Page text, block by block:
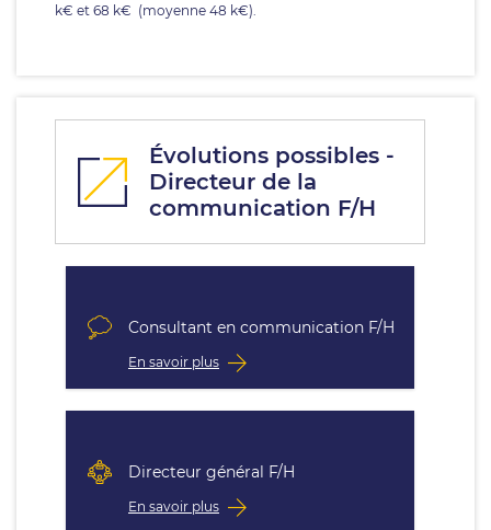
k€ et 68 k€ (moyenne 48 k€).
Évolutions possibles -
Directeur de la
communication F/H
Consultant en communication F/H
En savoir plus
Directeur général F/H
En savoir plus